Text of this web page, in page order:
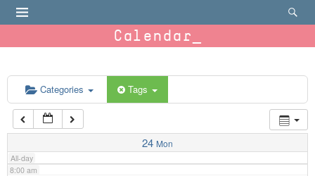
Calendar
Categories Tags
24 Mon
All-day
6:00 am
7:00 am
8:00 am